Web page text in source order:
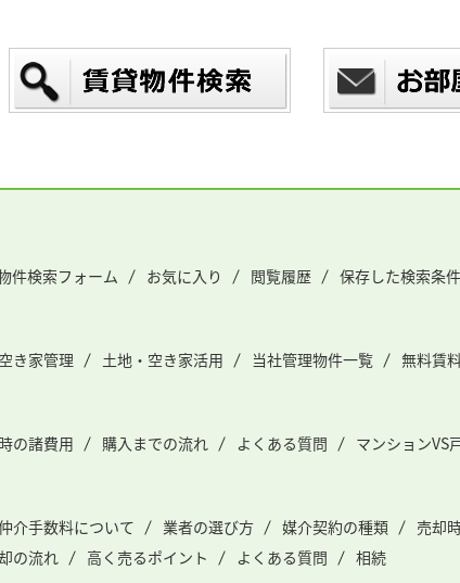
件検索フォーム お気に入り 閲覧履歴 保存した検索条件
空き家管理 土地・空き家活用 当社管理物件一覧 無料賃
の諸費用 購入までの流れ よくある質問 マンションVS
介手数料について 業者の選び方 媒介契約の種類 売却
の流れ 高く売るポイント よくある質問 相続